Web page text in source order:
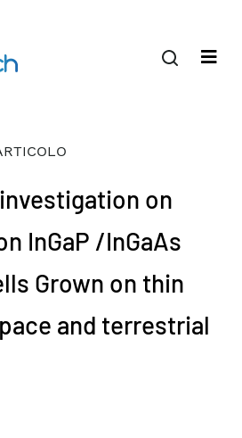
on
InGaP /InGaAs
Grown on thin
and terrestrial